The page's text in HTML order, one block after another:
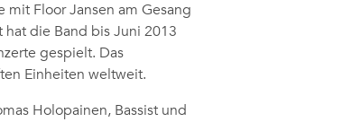
Floor Jansen am Gesang
die Band bis Juni 2013
gespielt. Das
Einheiten weltweit.
Holopainen, Bassist und